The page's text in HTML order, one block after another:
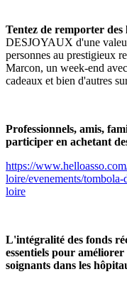
Tentez de remporter des
DESJOYAUX d'une
personnes au prestigieux
Marcon, un week-end
cadeaux et bien d'autres
Professionnels, amis,
participer en achetant
https://
loire/evenements/
loire
L'intégralité des fonds
essentiels pour
soignants dans les